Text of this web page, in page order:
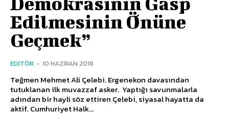
Edilmesinin Önüne
Geçmek”
EDITÖR - 10 HAZIRAN 2018
Teğmen Mehmet Ali Çelebi. Ergenekon davasından
tutuklanan ilk muvazzaf asker. Yaptığı savunmalarla
adından bir hayli söz ettiren Çelebi, siyasal hayatta da
aktif. Cumhuriyet Halk...